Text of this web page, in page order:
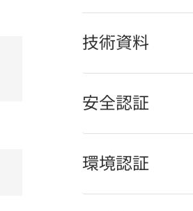
技術資料
安全認証
環境認証